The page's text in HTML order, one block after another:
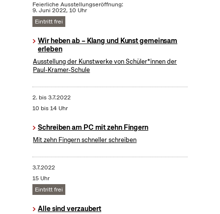
Feierliche Ausstellungseröffnung:
9. Juni 2022, 10 Uhr
Eintritt frei
Wir heben ab – Klang und Kunst gemeinsam
erleben
Ausstellung der Kunstwerke von Schüler*innen der
Paul-Kramer-Schule
2. bis3.7.2022
10 bis 14 Uhr
Schreiben am PC mit zehn Fingern
Mit zehn Fingern schneller schreiben
3.7.2022
15 Uhr
Eintritt frei
Alle sind verzaubert